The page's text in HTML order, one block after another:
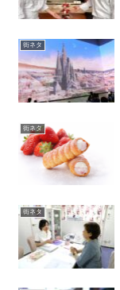
街ネタ
街ネタ
街ネタ